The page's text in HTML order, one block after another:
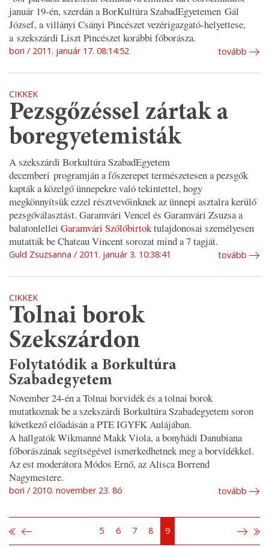
január 19-én, szerdán a BorKultúra SzabadEgyetemen Gál
József, a villányi Csányi Pincészet vezérigazgató-helyettese,
a szekszárdi Liszt Pincészet korábbi főborásza.
bori 2011. január 17. 08:14:52 tovább
CIKKEK
Pezsgőzéssel zártak a
boregyetemisták
A szekszárdi Borkultúra SzabadEgyetem
decemberi programján a főszerepet természetesen a pezsgők
kapták a közelgő ünnepekre való tekintettel, hogy
megkönnyítsük ezzel résztvevőinknek az ünnepi asztalra kerülő
pezsgőválasztást. Garamvári Vencel és Garamvári Zsuzsa a
balatonlellei Garamvári Szőlőbirtoktulajdonosai személyesen
mutatták be Chateau Vincent sorozat mind a 7 tagját.
Guld Zsuzsanna 2011. január 3. 10:38:41 tovább
CIKKEK
Tolnai borok
Szekszárdon
Folytatódik a Borkultúra
Szabadegyetem
November 24-én a Tolnai borvidék és a tolnai borok
mutatkoznak be a szekszárdi Borkultúra Szabadegyetem soron
következő előadásán a PTE IGYFK Aulájában.
A hallgatók Wikmanné Makk Viola, a bonyhádi Danubiana
főborászának segítségével ismerkedhetnek meg a borvidékkel.
Az est moderátora Módos Ernő, az Alisca Borrend
Nagymestere.
bori 2010. november 23. 8ó tovább
5 6 7 8 9